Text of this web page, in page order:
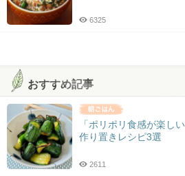
6325
おすすめ記事
「ポリポリ食感が楽し
作り置きレシピ3選
2611